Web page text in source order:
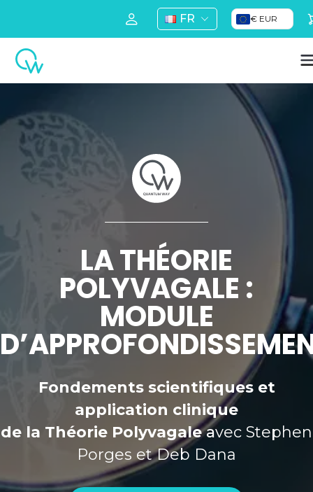
FR € EUR
LA THÉORIE
POLYVAGALE :
MODULE
Fondements scientifiques et
application clinique
de la Théorie Polyvagaleavec Stephen
Porges et Deb Dana